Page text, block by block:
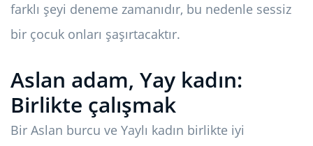
farklı şeyi deneme zamanıdır, bu nedenle sessiz
bir çocuk onları şaşırtacaktır.
Aslan adam, Yay kadın:
Birlikte çalışmak
Bir Aslan burcu ve Yaylı kadın birlikte iyi